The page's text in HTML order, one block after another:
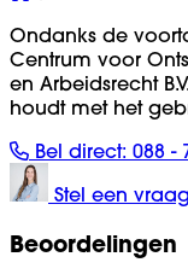
Ondanks de
Centrum voor
en Arbeidsrecht
houdt met het
Bel direct: 088 -
Stel een vraag
Beoordelingen